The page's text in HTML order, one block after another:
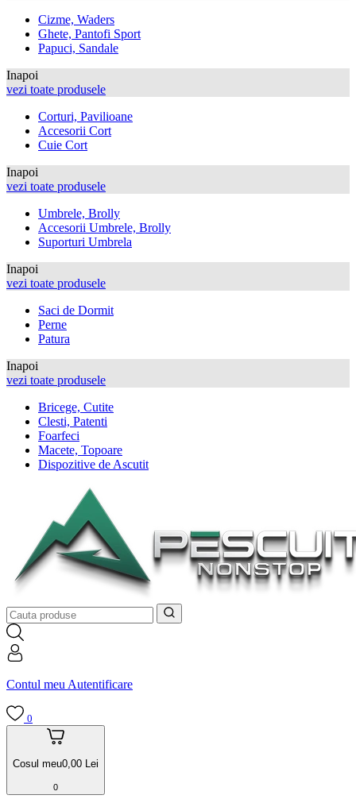
Cizme, Waders
Ghete, Pantofi Sport
Papuci, Sandale
Inapoi
vezi toate produsele
Corturi, Pavilioane
Accesorii Cort
Cuie Cort
Inapoi
vezi toate produsele
Umbrele, Brolly
Accesorii Umbrele, Brolly
Suporturi Umbrela
Inapoi
vezi toate produsele
Saci de Dormit
Perne
Patura
Inapoi
vezi toate produsele
Bricege, Cutite
Clesti, Patenti
Foarfeci
Macete, Topoare
Dispozitive de Ascutit
Contul meu Autentificare
0
Cosul meu0,00 Lei
0